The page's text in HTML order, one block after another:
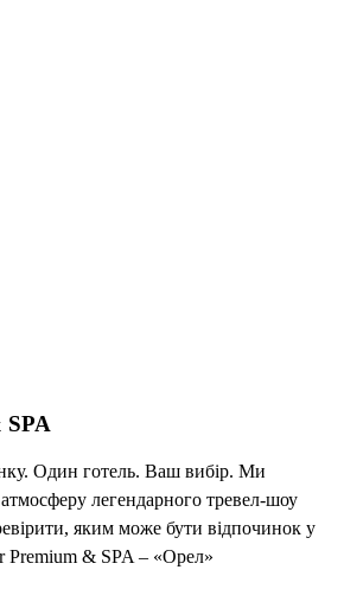
Один готель. Ваш вибір. Ми
легендарного тревел-шоу
яким може бути відпочинок у
Premium & SPA – «Орел»